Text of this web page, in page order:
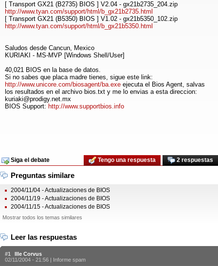
[ Transport GX21 (B2735) BIOS ] V2.04 - gx21b2735_204.zip
http://www.tyan.com/support/html/b_gx21b2735.html
[ Transport GX21 (B5350) BIOS ] V1.02 - gx21b5350_102.zip
http://www.tyan.com/support/html/b_gx21b5350.html
Saludos desde Cancun, Mexico
KURIAKI - MS-MVP [Windows Shell/User]
40,021 BIOS en la base de datos.
Si no sabes que placa madre tienes, sigue este link:
http://www.unicore.com/biosagent/ba.exe ejecuta el Bios Agent, salvas
los resultados en el archivo bios.txt y me lo envias a esta direccion:
kuriaki@prodigy.net.mx
BIOS Support: http://www.supportbios.info
Siga el debate 2 respuestas
Tengo una respuesta
Preguntas similare
2004/11/04 - Actualizaciones de BIOS
2004/11/19 - Actualizaciones de BIOS
2004/11/15 - Actualizaciones de BIOS
Mostrar todos los temas similares
Leer las respuestas
#1
Ille Corvus
02/11/2004 - 21:56 | Informe spam